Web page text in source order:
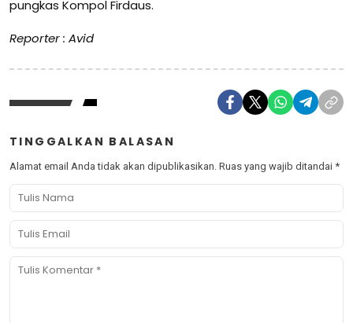
pungkas Kompol Firdaus.
Reporter : Avid
TINGGALKAN BALASAN
Alamat email Anda tidak akan dipublikasikan. Ruas yang wajib ditandai *